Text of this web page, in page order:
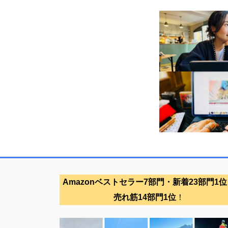
Amazonベストセラー7部門・新着23部門1
売れ筋14部門1位！